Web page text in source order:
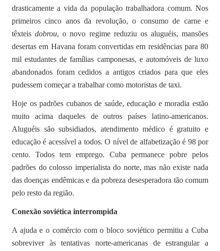
drasticamente a vida da população trabalhadora comum. Nos
primeiros cinco anos da revolução, o consumo de carne e
têxteisdobrou, o novo regime reduziu os aluguéis, mansões
desertas em Havana foram convertidas em residências para 80
mil estudantes de famílias camponesas, e automóveis de luxo
abandonados foram cedidos a antigos criados para que eles
pudessem começar a trabalhar como motoristas de taxi.
Hoje os padrões cubanos de saúde, educação e moradia estão
muito acima daqueles de outros países latino-americanos.
Aluguéis são subsidiados, atendimento médico é gratuito e
educação é acessível a todos. O nível de alfabetização é 98 por
cento. Todos tem emprego. Cuba permanece pobre pelos
padrões do colosso imperialista do norte, mas não existe nada
das doenças endêmicas e da pobreza desesperadora tão comum
pelo resto da região.
Conexão soviética interrompida
A ajuda e o comércio com o bloco soviético permitiu a Cuba
sobreviver às tentativas norte-americanas de estrangular a